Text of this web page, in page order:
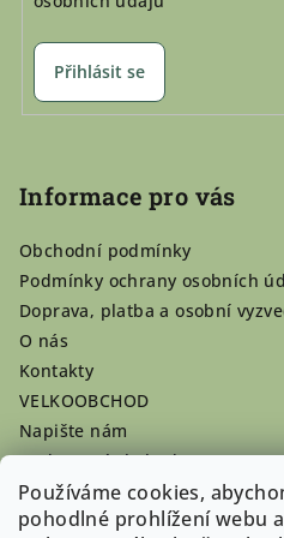
Používáme cookies,
pohodlné prohlížení webu
Přihlásit se
Informace pro vás
Obchodní podmínky
Podmínky ochrany osobních
Doprava, platba a osobní
O nás
Kontakty
VELKOOBCHOD
Napište nám
Hodnocení obchodu
Registrace se vyplatí!
Pamlsky na míru